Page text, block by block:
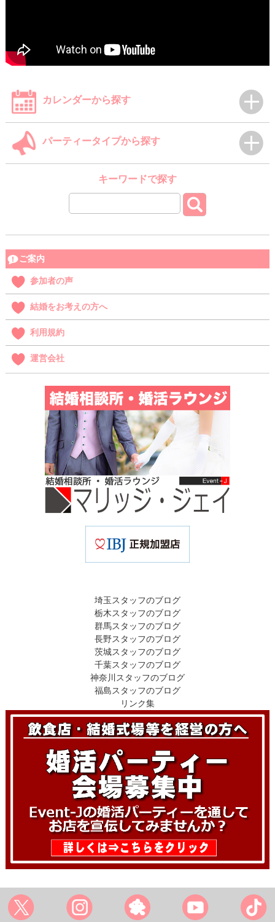
カレンダーから探す
パーティータイプから探す
キーワードで探す
ご案内
参加者の声
結婚をお考えの方へ
利用規約
運営会社
埼玉スタッフのブログ
栃木スタッフのブログ
群馬スタッフのブログ
長野スタッフのブログ
茨城スタッフのブログ
千葉スタッフのブログ
神奈川スタッフのブログ
福島スタッフのブログ
リンク集